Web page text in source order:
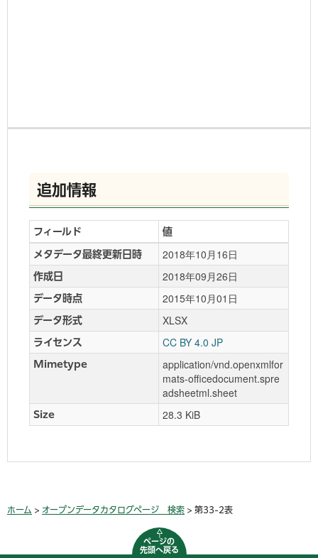
追加情報
フィールド 値
メタデータ最終更新日時 2018年10月16日
作成日 2018年09月26日
データ時点 2015年10月01日
データ形式 XLSX
ライセンス CC BY 4.0 JP
Mimetype
application/vnd.openxmlfor
mats-officedocument.spre
adsheetml.sheet
Size 28.3 KiB
ホーム > オープンデータカタログページ 検索 > 第33-2表
ページの
先頭へ戻る